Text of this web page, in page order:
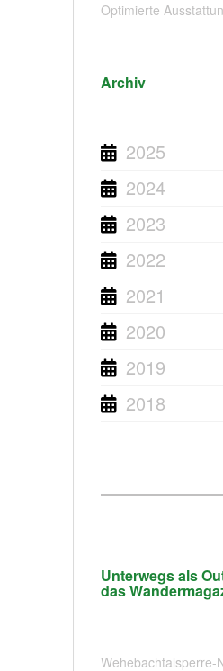
Optimierte
Archiv
2025
2024
2023
2022
2021
2020
2019
2018
Unterwegs als
das
Wehebachtalsperre-